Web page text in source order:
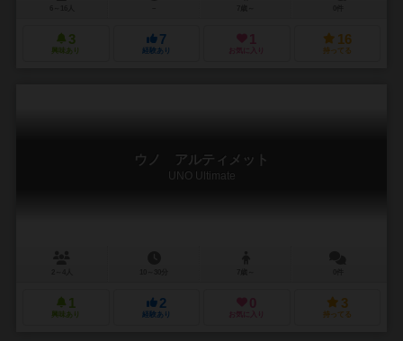
3
興味あり
7
経験あり
1
お気に入り
16
持ってる
ウノ アルティメット
UNO Ultimate
1
興味あり
2
経験あり
0
お気に入り
3
持ってる